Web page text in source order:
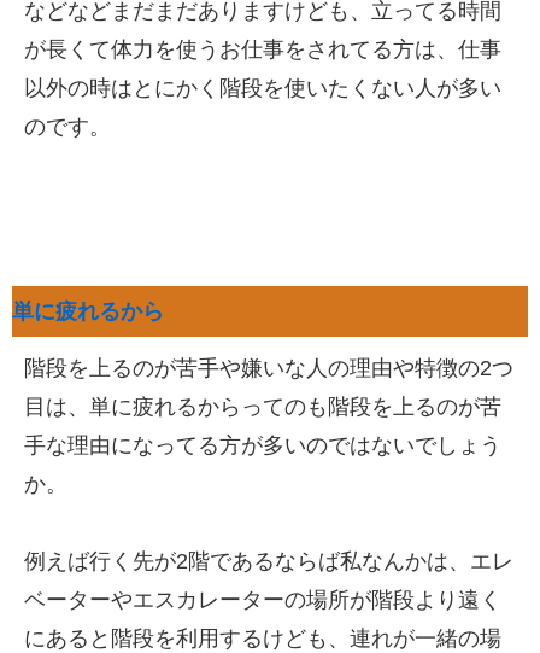
などなどまだまだありますけども、立ってる時間
が長くて体力を使うお仕事をされてる方は、仕事
以外の時はとにかく階段を使いたくない人が多い
のです。
単に疲れるから
階段を上るのが苦手や嫌いな人の理由や特徴の2つ
目は、単に疲れるからってのも階段を上るのが苦
手な理由になってる方が多いのではないでしょう
か。
例えば行く先が2階であるならば私なんかは、エレ
ベーターやエスカレーターの場所が階段より遠く
にあると階段を利用するけども、連れが一緒の場